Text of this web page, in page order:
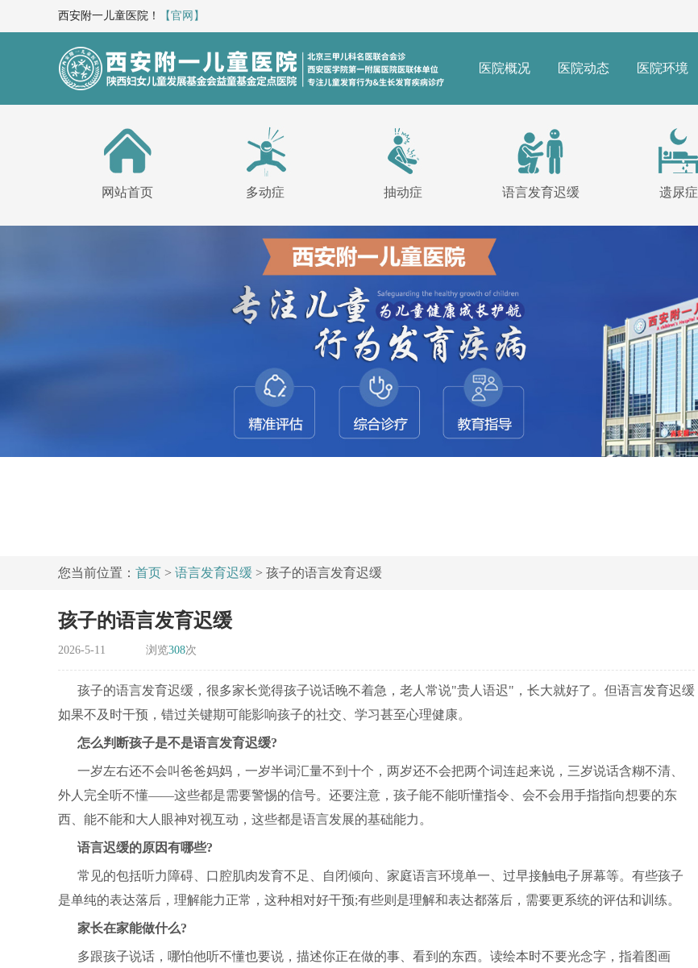
西安附一儿童医院！ 【官网】
医院概况 医院动态 医院环境
网站首页 多动症 抽动症 语言发育迟缓 遗尿症
您当前位置： 首页 > 语言发育迟缓 > 孩子的语言发育迟缓
孩子的语言发育迟缓
2026-5-11 浏览308次
孩子的语言发育迟缓，很多家长觉得孩子说话晚不着急，老人常说"贵人语迟"，长大就好了。但语言发育迟缓
如果不及时干预，错过关键期可能影响孩子的社交、学习甚至心理健康。
怎么判断孩子是不是语言发育迟缓?
一岁左右还不会叫爸爸妈妈，一岁半词汇量不到十个，两岁还不会把两个词连起来说，三岁说话含糊不清、
外人完全听不懂——这些都是需要警惕的信号。还要注意，孩子能不能听懂指令、会不会用手指指向想要的东
西、能不能和大人眼神对视互动，这些都是语言发展的基础能力。
语言迟缓的原因有哪些?
常见的包括听力障碍、口腔肌肉发育不足、自闭倾向、家庭语言环境单一、过早接触电子屏幕等。有些孩子
是单纯的表达落后，理解能力正常，这种相对好干预;有些则是理解和表达都落后，需要更系统的评估和训练。
家长在家能做什么?
多跟孩子说话，哪怕他听不懂也要说，描述你正在做的事、看到的东西。读绘本时不要光念字，指着图画